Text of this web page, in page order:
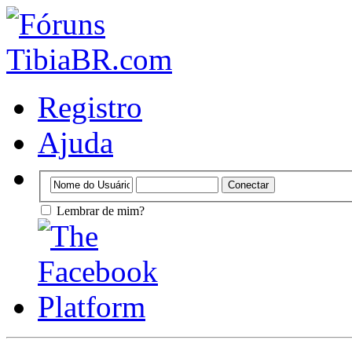
Registro
Ajuda
Lembrar de mim?